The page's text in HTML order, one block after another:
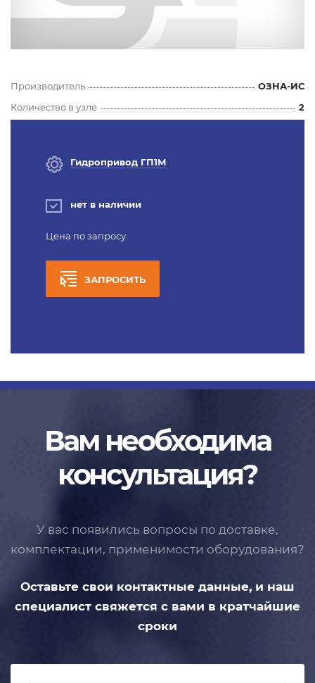
Производитель
ОЗНА-ИС
Количество в узле
2
Гидропривод ГП1М
нет в наличии
Цена по запросу
ЗАПРОСИТЬ
Вам необходима
консультация?
У вас появились вопросы по доставке,
комплектации, применимости оборудования?
Оставьте свои контактные данные, и наш
специалист свяжется с вами в кратчайшие
сроки